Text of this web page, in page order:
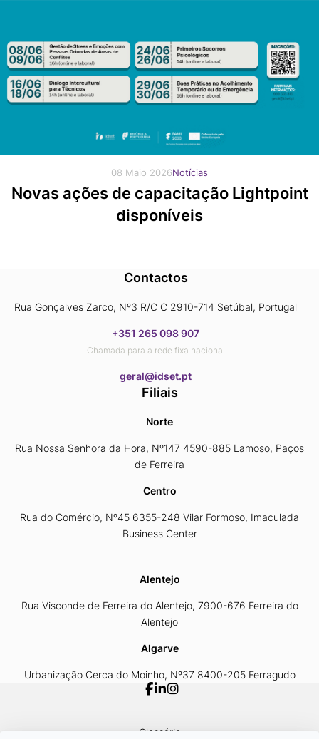
08 Maio 2026Notícias
Novas ações de capacitação Lightpoint
disponíveis
Contactos
Rua Gonçalves Zarco, Nº3 R/C C 2910-714 Setúbal, Portugal
+351 265 098 907
Chamada para a rede fixa nacional
​​​​​​​geral@idset.pt
Filiais
Norte
Rua Nossa Senhora da Hora, Nº147 4590-885 Lamoso, Paços
de Ferreira
Centro
Rua do Comércio, Nº45 6355-248 Vilar Formoso, Imaculada
Business Center
Alentejo
Rua Visconde de Ferreira do Alentejo, 7900-676 Ferreira do
Alentejo
Algarve
Urbanização Cerca do Moinho, Nº37 8400-205 Ferragudo
Glossário